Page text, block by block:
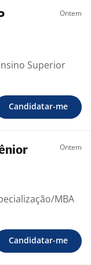
Ontem
Superior
Candidatar-me
Ontem
MBA
Candidatar-me